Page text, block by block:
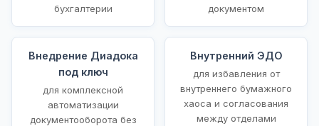
бухгалтерии
документом
Внедрение Диадока
под ключ
для комплексной
автоматизации
документооборота без
Внутренний ЭДО
для избавления от
внутреннего бумажного
хаоса и согласования
между отделами